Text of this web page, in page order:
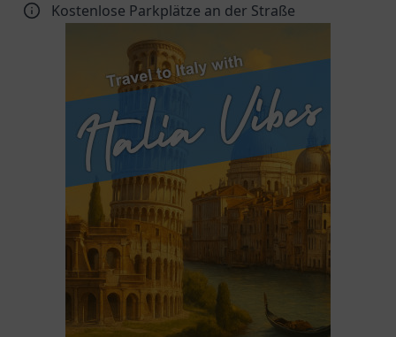
Kostenlose Parkplätze an der Straße